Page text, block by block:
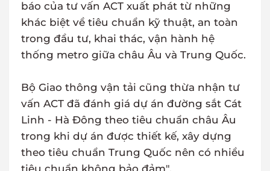
báo của tư vấn ACT xuất phát từ những
khác biệt về tiêu chuẩn kỹ thuật, an toàn
trong đầu tư, khai thác, vận hành hệ
thống metro giữa châu Âu và Trung Quốc.
Bộ Giao thông vận tải cũng thừa nhận tư
vấn ACT đã đánh giá dự án đường sắt Cát
Linh - Hà Đông theo tiêu chuẩn châu Âu
trong khi dự án được thiết kế, xây dựng
theo tiêu chuẩn Trung Quốc nên có nhiều